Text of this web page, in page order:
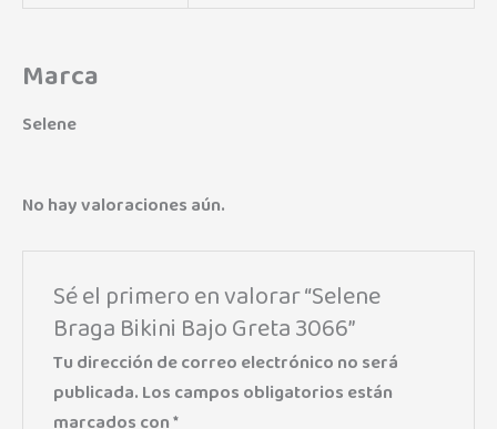
Marca
Selene
No hay valoraciones aún.
Sé el primero en valorar “Selene
Braga Bikini Bajo Greta 3066”
Tu dirección de correo electrónico no será
publicada.Los campos obligatorios están
marcados con*